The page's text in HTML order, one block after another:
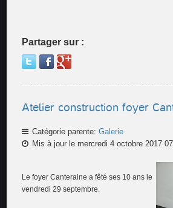
Partager sur :
Atelier construction foyer
Catégorie parente:Galerie
Mis à jour le mercredi 4 octobre 2017
Le foyer Canteraine a fêté ses 10 ans le
vendredi 29 septembre.